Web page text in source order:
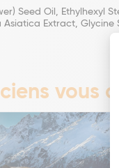
Seed Oil, Ethylhexyl
Extract,
vous